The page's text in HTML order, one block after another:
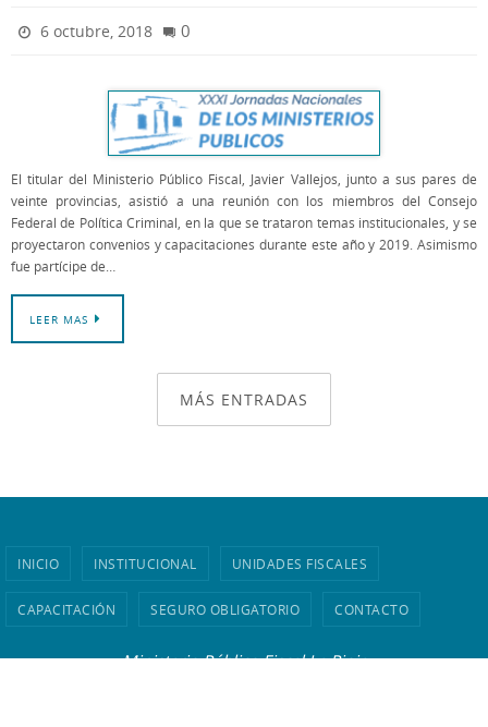
6 octubre, 2018 0
El titular del Ministerio Público Fiscal, Javier Vallejos, junto a sus pares de
veinte provincias, asistió a una reunión con los miembros del Consejo
Federal de Política Criminal, en la que se trataron temas institucionales, y se
proyectaron convenios y capacitaciones durante este año y 2019. Asimismo
fue partícipe de…
LEER MAS
MÁS ENTRADAS
INICIO INSTITUCIONAL UNIDADES FISCALES
CAPACITACIÓN SEGURO OBLIGATORIO CONTACTO
Ministerio Público Fiscal La Rioja